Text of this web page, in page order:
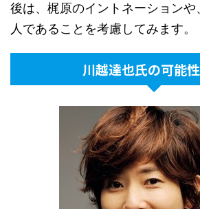
後は、梶原のイントネーションや
人であることを考慮してみます。
川越達也氏の可能